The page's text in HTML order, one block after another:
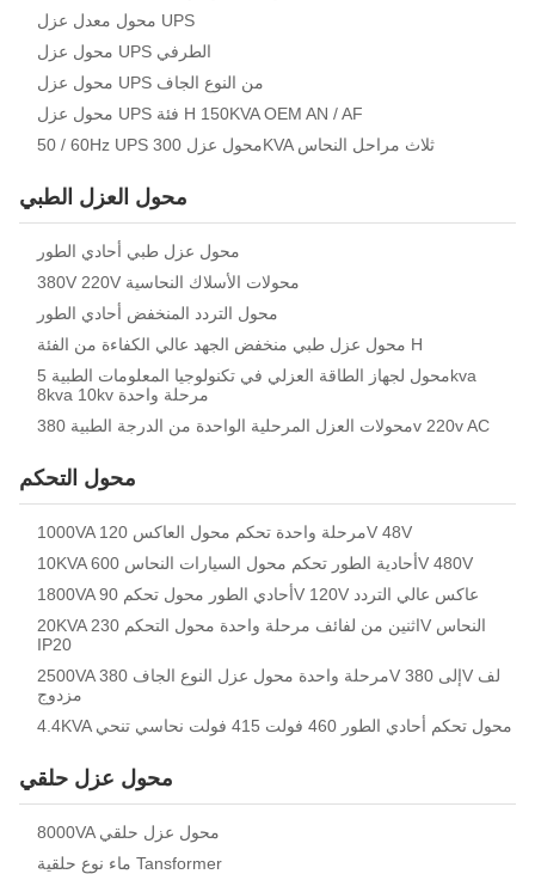
محول معدل عزل UPS
محول عزل UPS الطرفي
محول عزل UPS من النوع الجاف
محول عزل UPS فئة H 150KVA OEM AN / AF
50 / 60Hz UPS محول عزل 300KVA ثلاث مراحل النحاس
محول العزل الطبي
محول عزل طبي أحادي الطور
380V 220V محولات الأسلاك النحاسية
محول التردد المنخفض أحادي الطور
محول عزل طبي منخفض الجهد عالي الكفاءة من الفئة H
محول لجهاز الطاقة العزلي في تكنولوجيا المعلومات الطبية 5kva
8kva 10kv مرحلة واحدة
محولات العزل المرحلية الواحدة من الدرجة الطبية 380v 220v AC
محول التحكم
1000VA مرحلة واحدة تحكم محول العاكس 120V 48V
10KVA أحادية الطور تحكم محول السيارات النحاس 600V 480V
1800VA أحادي الطور محول تحكم 90V 120V عاكس عالي التردد
20KVA اثنين من لفائف مرحلة واحدة محول التحكم 230V النحاس
IP20
2500VA مرحلة واحدة محول عزل النوع الجاف 380V إلى 380V لف
مزدوج
4.4KVA محول تحكم أحادي الطور 460 فولت 415 فولت نحاسي تنحي
محول عزل حلقي
8000VA محول عزل حلقي
ماء نوع حلقية Tansformer